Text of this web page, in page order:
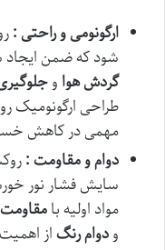
ارگونومی و راحتی :
شود که ضمن
گردش هوا و
طراحی ارگونومیک
مهمی در کاهش
دوام و مقاومت :
سایش فشار نور
مواد اولیه با
ودوام رنگاز